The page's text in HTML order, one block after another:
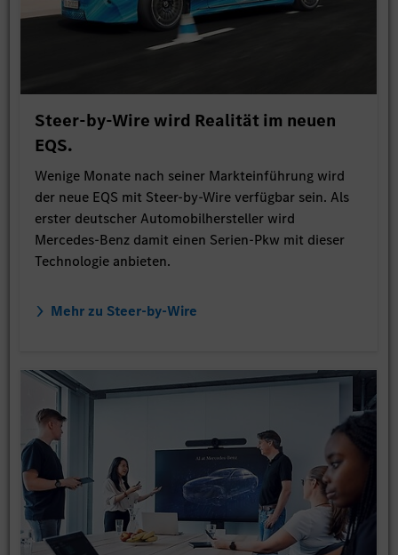
Steer-by-Wire wird Realität im neuen
EQS.
Wenige Monate nach seiner Markteinführung wird
der neue EQS mit Steer-by-Wire verfügbar sein. Als
erster deutscher Automobilhersteller wird
Mercedes-Benz damit einen Serien-Pkw mit dieser
Technologie anbieten.
Mehr zu Steer-by-Wire